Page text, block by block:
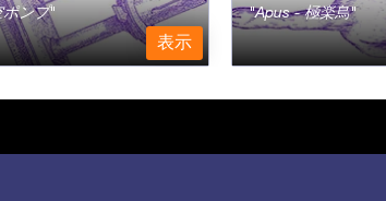
ンプ
表示
Apus - 極楽鳥